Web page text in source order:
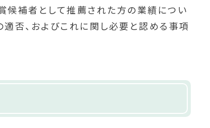
候補者として推薦された方の業績につい
否、およびこれに関し必要と認める事項